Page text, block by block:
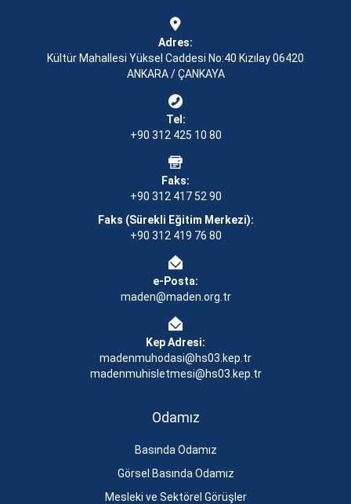
Adres:
Kültür Mahallesi Yüksel Caddesi No:40 Kızılay 06420
ANKARA / ÇANKAYA
Tel:
+90 312 425 10 80
Faks:
+90 312 417 52 90
Faks (Sürekli Eğitim Merkezi):
+90 312 419 76 80
e-Posta:
maden@maden.org.tr
Kep Adresi:
madenmuhodasi@hs03.kep.tr
madenmuhisletmesi@hs03.kep.tr
Odamız
Basında Odamız
Görsel Basında Odamız
Mesleki ve Sektörel Görüşler